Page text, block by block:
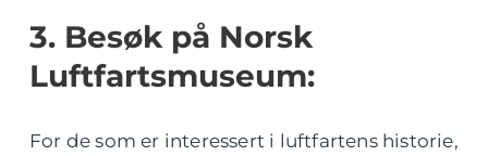
3. Besøk på Norsk
Luftfartsmuseum:
For de som er interessert i luftfartens historie,